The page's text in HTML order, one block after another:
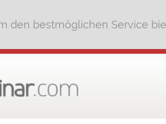
den bestmöglichen Service